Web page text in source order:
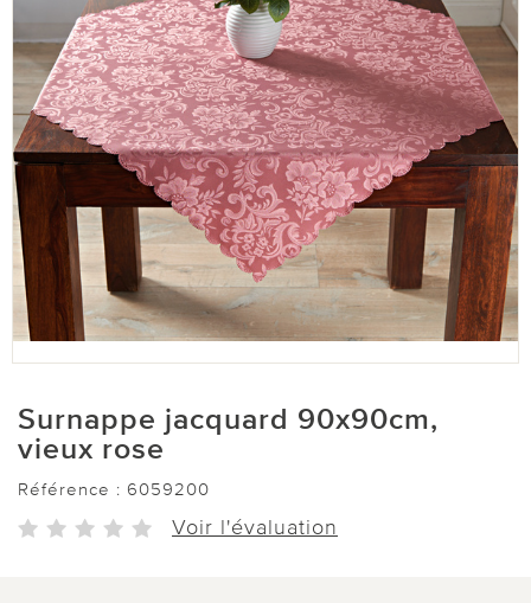
Surnappe jacquard 90x90cm,
vieux rose
Référence : 6059200
Voir l'évaluation